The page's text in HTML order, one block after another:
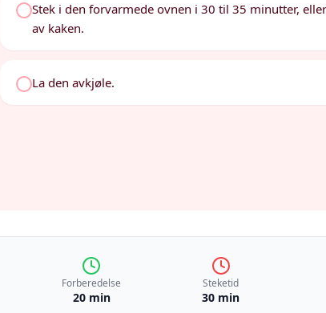
Stek i den forvarmede ovnen i 30 til 35 minutter,
av kaken.
La den avkjøle.
Forberedelse
20 min
Steketid
30 min